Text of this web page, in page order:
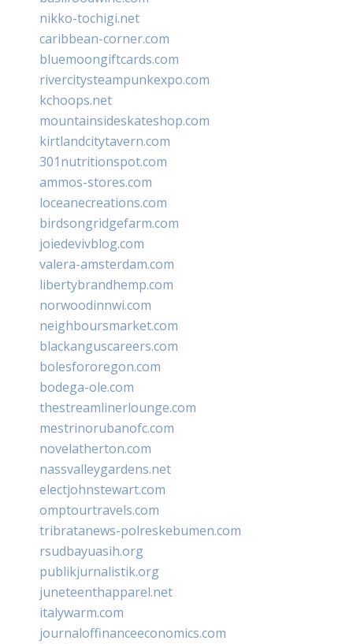
nikko-tochigi.net
caribbean-corner.com
bluemoongiftcards.com
rivercitysteampunkexpo.com
kchoops.net
mountainsideskateshop.com
kirtlandcitytavern.com
301nutritionspot.com
ammos-stores.com
loceanecreations.com
birdsongridgefarm.com
joiedevivblog.com
valera-amsterdam.com
libertybrandhemp.com
norwoodinnwi.com
neighboursmarket.com
blackanguscareers.com
bolesfororegon.com
bodega-ole.com
thestreamlinerlounge.com
mestrinorubanofc.com
novelatherton.com
nassvalleygardens.net
electjohnstewart.com
omptourtravels.com
tribratanews-polreskebumen.com
rsudbayuasih.org
publikjurnalistik.org
juneteenthapparel.net
italywarm.com
journaloffinanceeconomics.com